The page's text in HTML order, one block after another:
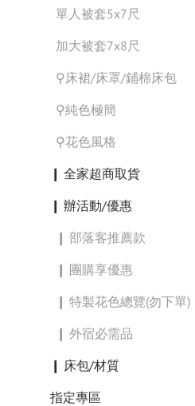
單人被套5x7尺
加大被套7x8尺
⚲床裙/床罩/鋪棉床包
⚲純色極簡
⚲花色風格
❙ 全家超商取貨
❙ 辦活動/優惠
❙ 部落客推薦款
❙ 團購享優惠
❙ 特製花色總覽(勿下單)
❙ 外宿必需品
❙ 床包/材質
指定專區